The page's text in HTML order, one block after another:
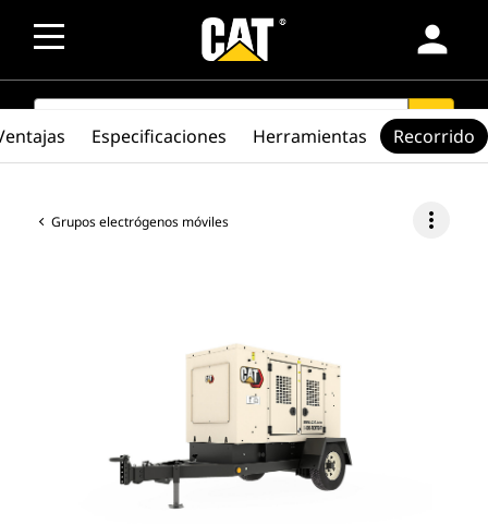
person
SEARCH search
Grupos electrógenos móviles more_vert
Especificaciones Herramientas Recorrido